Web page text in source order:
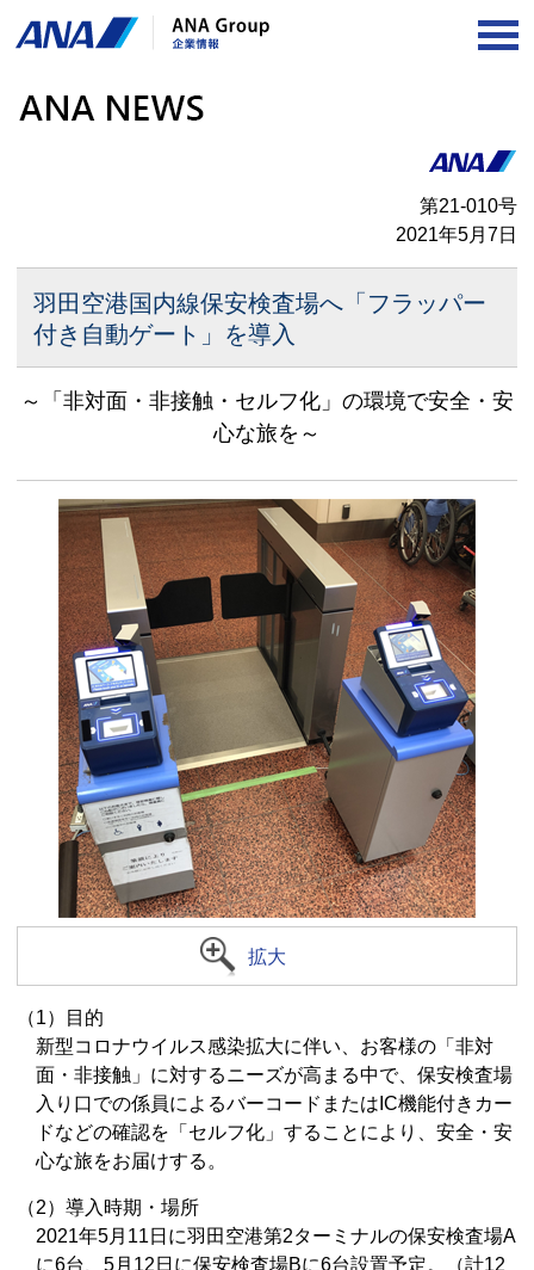
第21-010号
2021年5月7日
羽田空港国内線保安検査場へ「フラッパー
付き自動ゲート」を導入
～「非対面・非接触・セルフ化」の環境で安全・安
心な旅を～
拡大
（1）目的
新型コロナウイルス感染拡大に伴い、お客様の「非対
面・非接触」に対するニーズが高まる中で、保安検査場
入り口での係員によるバーコードまたはIC機能付きカー
ドなどの確認を「セルフ化」することにより、安全・安
心な旅をお届けする。
（2）導入時期・場所
2021年5月11日に羽田空港第2ターミナルの保安検査場A
に6台、5月12日に保安検査場Bに6台設置予定。（計12